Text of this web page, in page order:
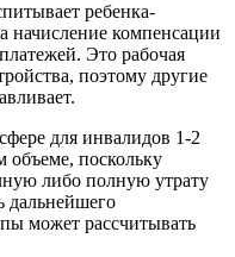
ребенка-
начисление компенсации
Это рабочая
поэтому другие
для инвалидов 1-2
объеме, поскольку
либо полную утрату
дальнейшего
может рассчитывать